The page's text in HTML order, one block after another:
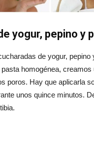
yogur, pepino y
de yogur, pepino
homogénea, creamos
poros. Hay que aplicarla
unos quince minutos.